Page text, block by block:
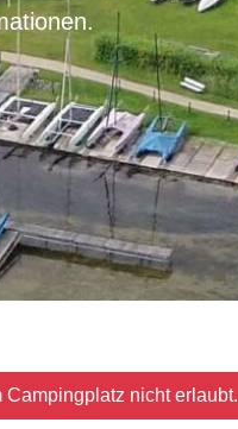
Campingplatz nicht erlaubt.